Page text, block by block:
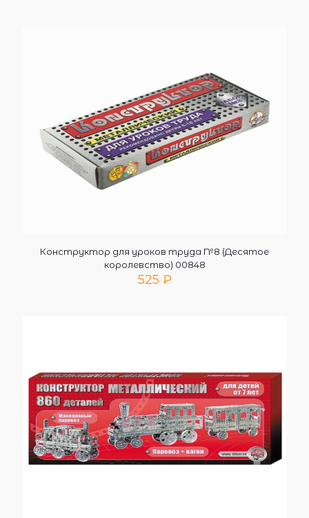
Конструктор для уроков труда №8 (Десятое
королевство) 00848
525 ₽